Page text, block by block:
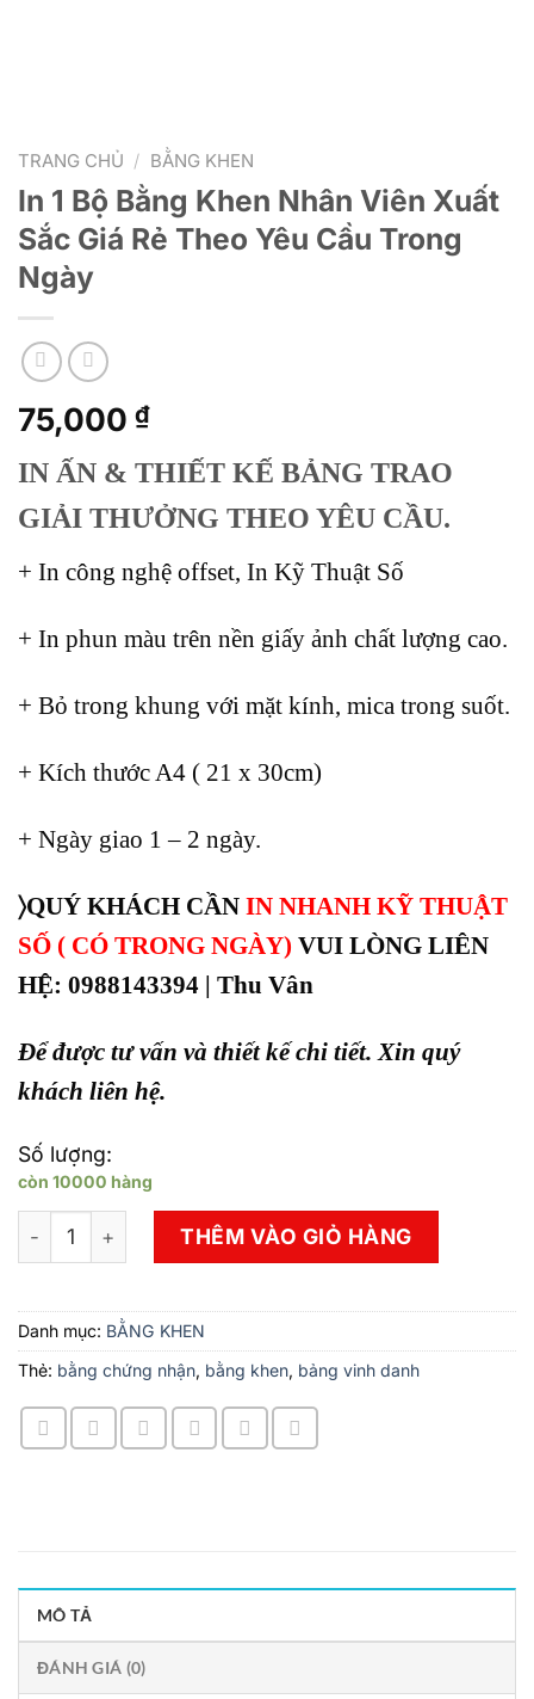
TRANG CHỦ / BẰNG KHEN
In 1 Bộ Bằng Khen Nhân Viên Xuất
Sắc Giá Rẻ Theo Yêu Cầu Trong
Ngày
75,000 ₫
IN ẤN & THIẾT KẾ BẢNG TRAO
GIẢI THƯỞNG THEO YÊU CẦU.
+ In công nghệ offset, In Kỹ Thuật Số
+ In phun màu trên nền giấy ảnh chất lượng cao.
+ Bỏ trong khung với mặt kính, mica trong suốt.
+ Kích thước A4 ( 21 x 30cm)
+ Ngày giao 1 – 2 ngày.
〉QUÝ KHÁCH CẦN IN NHANH KỸ THUẬT
SỐ ( CÓ TRONG NGÀY) VUI LÒNG LIÊN
HỆ: 0988143394 | Thu Vân
Để được tư vấn và thiết kế chi tiết. Xin quý
khách liên hệ.
Số lượng:
còn 10000 hàng
In 1 Bộ Bằng Khen Nhân Viên Xuất Sắc Giá Rẻ Theo
THÊM VÀO GIỎ HÀNG
Danh mục: BẰNG KHEN
Thẻ: bằng chứng nhận, bằng khen, bảng vinh danh
MÔ TẢ
ĐÁNH GIÁ (0)